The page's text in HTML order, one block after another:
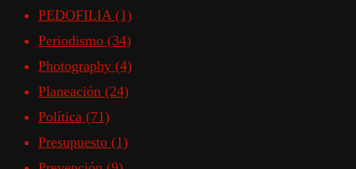
PEDOFILIA (1)
Periodismo (34)
Photography (4)
Planeación (24)
Política (71)
Presupuesto (1)